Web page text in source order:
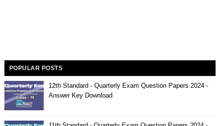
POPULAR POSTS
12th Standard - Quarterly Exam Question Papers 2024 -
Answer Key Download